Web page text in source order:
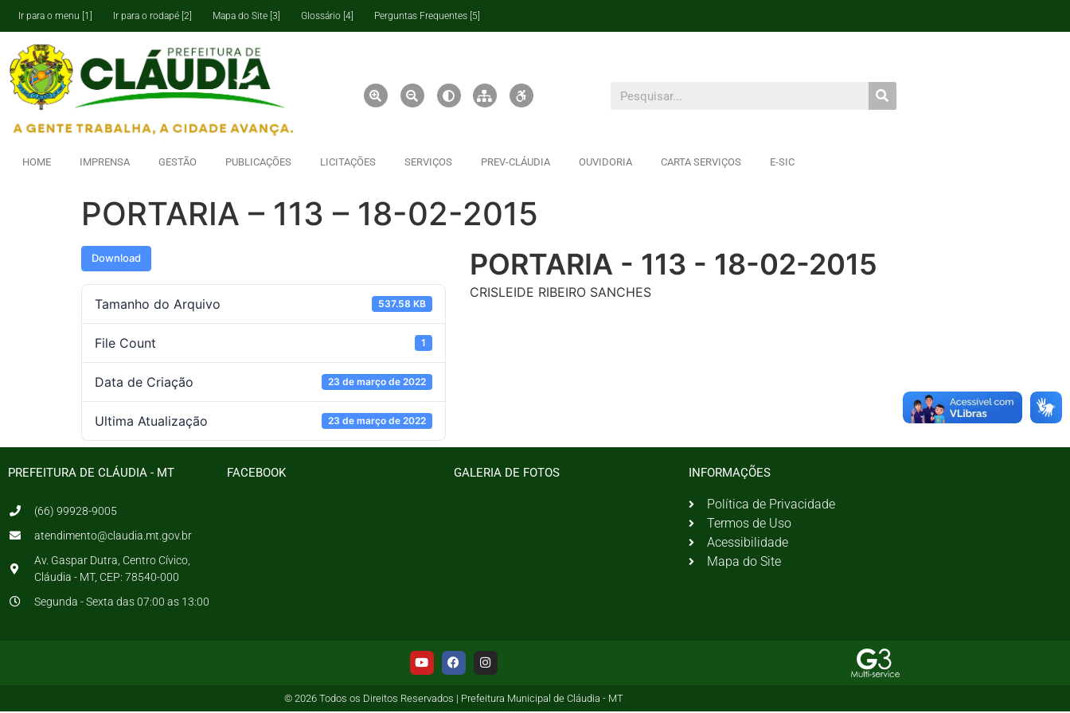
Ir para o menu [1] Ir para o rodapé [2] Mapa do Site [3] Glossário [4] Perguntas Frequentes [5]
HOME IMPRENSA GESTÃO PUBLICAÇÕES LICITAÇÕES SERVIÇOS PREV-CLÁUDIA OUVIDORIA CARTA SERVIÇOS E-SIC
PORTARIA – 113 – 18-02-2015
Download
Tamanho do Arquivo 537.58 KB
File Count 1
Data de Criação 23 de março de 2022
Ultima Atualização 23 de março de 2022
PORTARIA - 113 - 18-02-2015
CRISLEIDE RIBEIRO SANCHES
PREFEITURA DE CLÁUDIA - MT
(66) 99928-9005
atendimento@claudia.mt.gov.br
Av. Gaspar Dutra, Centro Cívico,
Cláudia - MT, CEP: 78540-000
Segunda - Sexta das 07:00 as 13:00
FACEBOOK GALERIA DE FOTOS INFORMAÇÕES
Política de Privacidade
Termos de Uso
Acessibilidade
Mapa do Site
© 2026 Todos os Direitos Reservados | Prefeitura Municipal de Cláudia - MT